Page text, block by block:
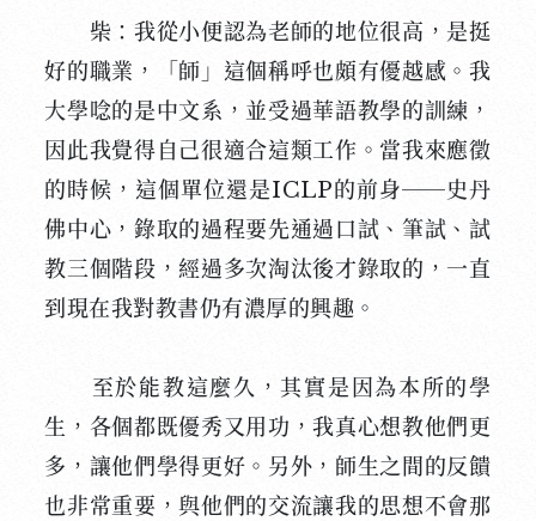
柴：我從小便認為老師的地位很高，是挺
好的職業，「師」這個稱呼也頗有優越感。我
大學唸的是中文系，並受過華語教學的訓練，
因此我覺得自己很適合這類工作。當我來應徵
的時候，這個單位還是ICLP的前身──史丹
佛中心，錄取的過程要先通過口試、筆試、試
教三個階段，經過多次淘汰後才錄取的，一直
到現在我對教書仍有濃厚的興趣。
至於能教這麼久，其實是因為本所的學
生，各個都既優秀又用功，我真心想教他們更
多，讓他們學得更好。另外，師生之間的反饋
也非常重要，與他們的交流讓我的思想不會那